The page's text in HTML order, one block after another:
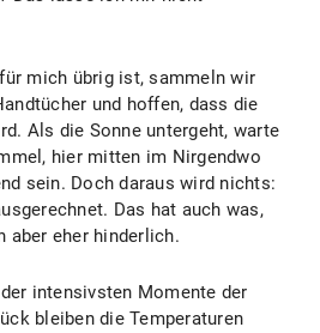
mich übrig ist, sammeln wir
und hoffen, dass die
Als die Sonne untergeht, warte
hier mitten im Nirgendwo
sein. Doch daraus wird nichts:
Das hat auch was,
aber eher hinderlich.
intensivsten Momente der
bleiben die Temperaturen